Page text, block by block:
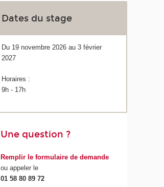
Dates du stage
Du 19 novembre 2026 au 3 février
2027
Horaires :
9h - 17h
Une question ?
Remplir le formulaire de demande
ou appeler le
01 58 80 89 72